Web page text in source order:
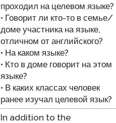
проходил на целевом языке?
• Говорит ли кто-то в семье/
доме участника на языке,
отличном от английского?
• На каком языке?
• Кто в доме говорит на этом
языке?
• В каких классах человек
ранее изучал целевой язык?
In addition to the